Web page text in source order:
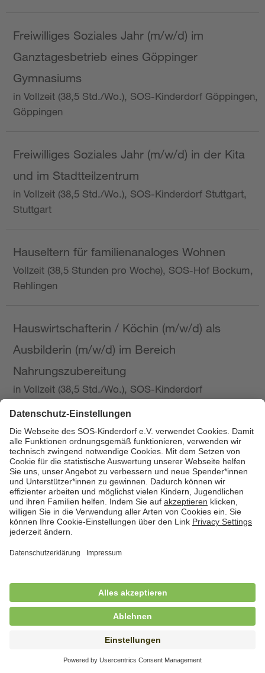
Freiwilliges Soziales Jahr (m/w/d) im
Ganztagesbetrieb eines Göppinger
Gymnasiums
in Vollzeit (38,5 Std./Wo.), SOS-Kinderdorf Göppingen,
Göppingen
Freiwilliges Soziales Jahr (m/w/d) in der Kita
und im Stadtteilzentrum
in Vollzeit (38,5 Std./Wo.), SOS-Kinderdorf Stuttgart,
Stuttgart
Hauseltern für familienanaloges Wohnen
Vollzeit (38,5 Stunden pro Woche), SOS-Hof Bockum,
Rehlingen
Hauswirtschafterin / Köchin (m/w/d) als
Ausbilderin (m/w/d) im Bereich
Nahrungszubereitung
in Vollzeit (38,5 Std./Wo.), SOS-Kinderdorf
Hauswirtschaftskraft (m/w/d)
in Teilzeit (mind. 20 - max. 30 Std./.Wo.), SOS-
Kinderdorf Essen, Essen
Hauswirtschaftskraft (m/w/d)
Kinderdorf Dortmund, Hagen
Hauswirtschaftskraft (m/w/d) für
in unbefristeter Anstellung, Teilzeit (19,25 Std./Wo.),